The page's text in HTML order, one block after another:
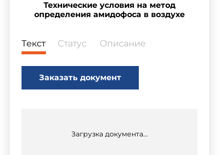
Технические условия на метод
определения амидофоса в воздухе
Текст Статус Описание
Заказать документ
Загрузка документа...